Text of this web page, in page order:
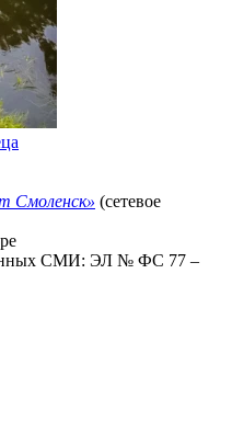
Смоленск» (сетевое
СМИ: ЭЛ № ФС 77 –